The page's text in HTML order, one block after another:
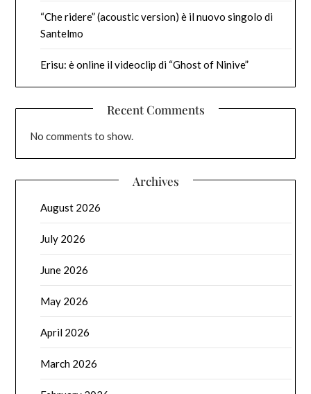
“Che ridere” (acoustic version) è il nuovo singolo di
Santelmo
Erisu: è online il videoclip di “Ghost of Ninive”
Recent Comments
No comments to show.
Archives
August 2026
July 2026
June 2026
May 2026
April 2026
March 2026